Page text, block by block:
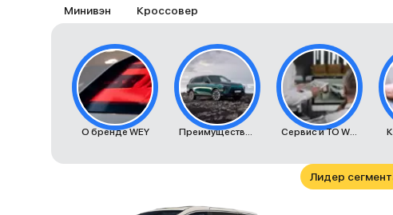
Минивэн Кроссовер
О бренде WEY Преимущества автомобилей WEY Сервис и ТО WEY
Лидер